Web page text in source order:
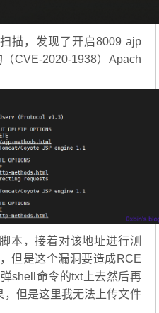
描，发现了开启8009 ajp
CVE-2020-1938）Apach
本，接着对该地址进行测
但是这个漏洞要造成RCE
shell命令的txt上去然后再
但是这里我无法上传文件